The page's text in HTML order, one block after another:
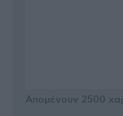
Απομένουν 2500